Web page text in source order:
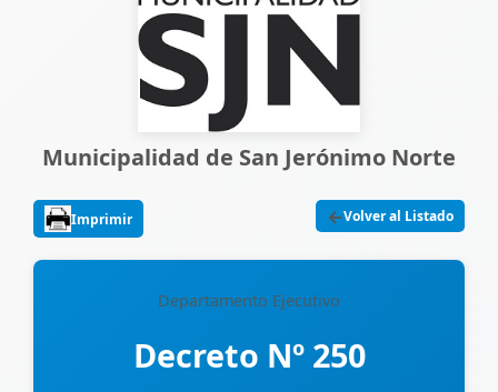
Municipalidad de San Jerónimo Norte
Imprimir ←Volver al Listado
Departamento Ejecutivo
Decreto Nº 250